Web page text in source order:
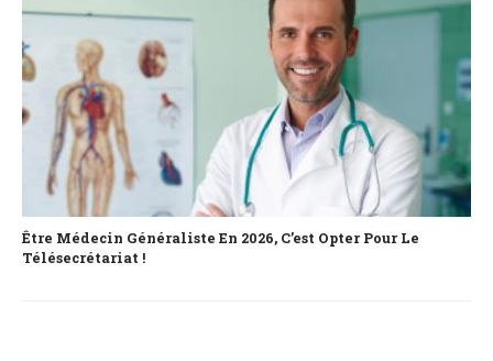
Être Médecin Généraliste En 2026, C’est Opter Pour Le
Télésecrétariat !